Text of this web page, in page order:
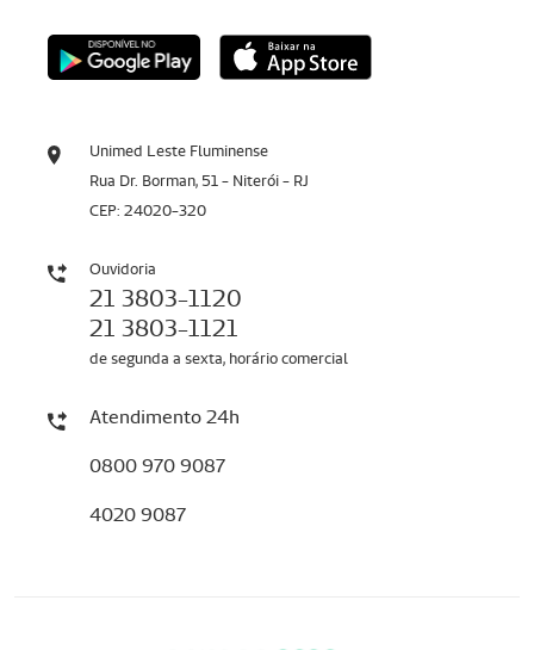
Unimed Leste Fluminense
Rua Dr. Borman, 51 - Niterói - RJ
CEP: 24020-320
Ouvidoria
21 3803-1120
21 3803-1121
de segunda a sexta, horário comercial
Atendimento 24h
0800 970 9087
4020 9087